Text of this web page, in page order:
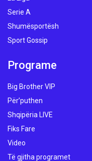
Serie A
Shumësportësh
Sport Gossip
Programe
Big Brother VIP
Për’puthen
Shqipëria LIVE
Fiks Fare
Video
Të gjitha programet